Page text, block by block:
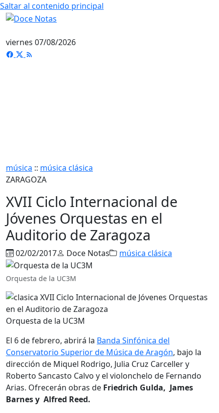
Saltar al contenido principal
viernes 07/08/2026
música :: música clásica
ZARAGOZA
XVII Ciclo Internacional de
Jóvenes Orquestas en el
Auditorio de Zaragoza
02/02/2017 Doce Notas música clásica
Orquesta de la UC3M
Orquesta de la UC3M
El 6 de febrero, abrirá la Banda Sinfónica del
Conservatorio Superior de Música de Aragón, bajo la
dirección de Miquel Rodrigo, Julia Cruz Carceller y
Roberto Sancasto Calvo y el violonchelo de Fernando
Arias. Ofrecerán obras de Friedrich Gulda, James
Barnes y Alfred Reed.